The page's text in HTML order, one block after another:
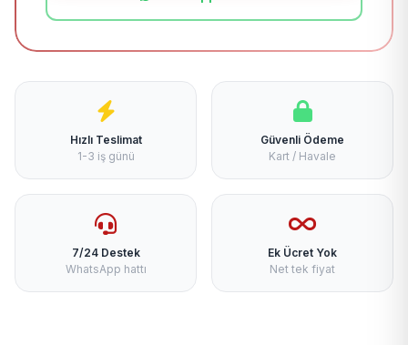
Hızlı Teslimat
1-3 iş günü
Güvenli Ödeme
Kart / Havale
7/24 Destek
WhatsApp hattı
Ek Ücret Yok
Net tek fiyat